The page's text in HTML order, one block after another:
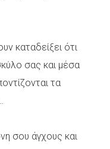
καταδείξει ότι
σας και μέσα
τα
σου άγχους και